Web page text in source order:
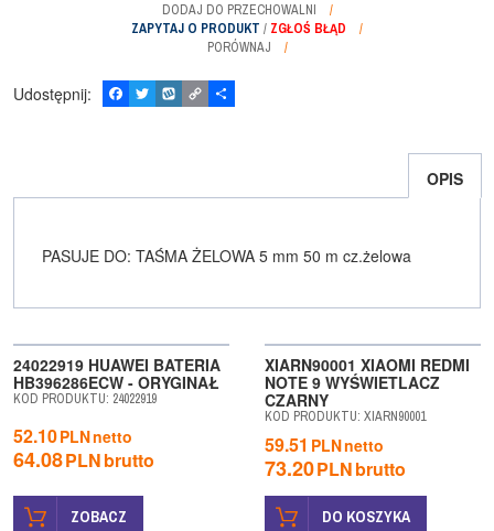
DODAJ DO PRZECHOWALNI
ZAPYTAJ O PRODUKT / ZGŁOŚ BŁĄD
PORÓWNAJ
Udostępnij:
F
a
o
T
w
r
W
y
C
o
n
P
o
l
ę
OPIS
PASUJE DO: TAŚMA ŻELOWA 5 mm 50 m cz.żelowa
24022919 HUAWEI BATERIA
HB396286ECW - ORYGINAŁ
KOD PRODUKTU: 24022919
52.10PLNnetto
64.08PLNbrutto
ZOBACZ
XIARN90001 XIAOMI REDMI
NOTE 9 WYŚWIETLACZ
CZARNY
KOD PRODUKTU: XIARN90001
59.51 PLNnetto
73.20PLNbrutto
DO KOSZYKA